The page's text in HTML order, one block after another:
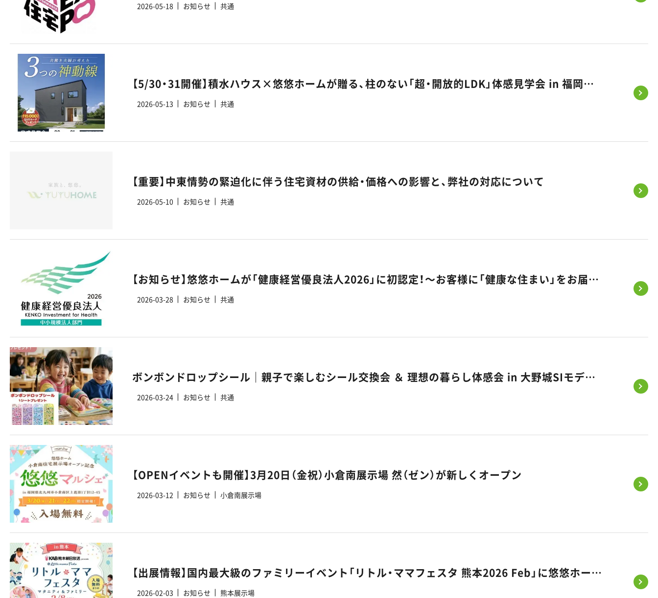
2026-05-18 お知らせ 共通
【5/30・31開催】積水ハウス×悠悠ホームが贈る、柱のない「超・開放的LDK」体感見学会 in 福岡市東区
2026-05-13 お知らせ 共通
【重要】中東情勢の緊迫化に伴う住宅資材の供給・価格への影響と、弊社の対応について
2026-05-10 お知らせ 共通
【お知らせ】悠悠ホームが「健康経営優良法人2026」に初認定！～お客様に「健康な住まい」をお届けするため、まずは社員の健康から～
2026-03-28 お知らせ 共通
ボンボンドロップシール｜親子で楽しむシール交換会 ＆ 理想の暮らし体感会 in 大野城SIモデルハウス
2026-03-24 お知らせ 共通
【OPENイベントも開催】3月20日（金祝）小倉南展示場 然（ゼン）が新しくオープン
2026-03-12 お知らせ 小倉南展示場
【出展情報】国内最大級のファミリーイベント「リトル・ママフェスタ 熊本2026 Feb」に悠悠ホームが出展いたします！
2026-02-03 お知らせ 熊本展示場